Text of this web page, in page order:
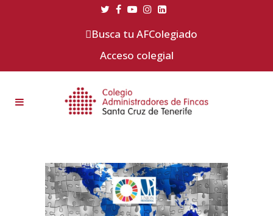
Busca tu AFColegiado
Acceso colegial